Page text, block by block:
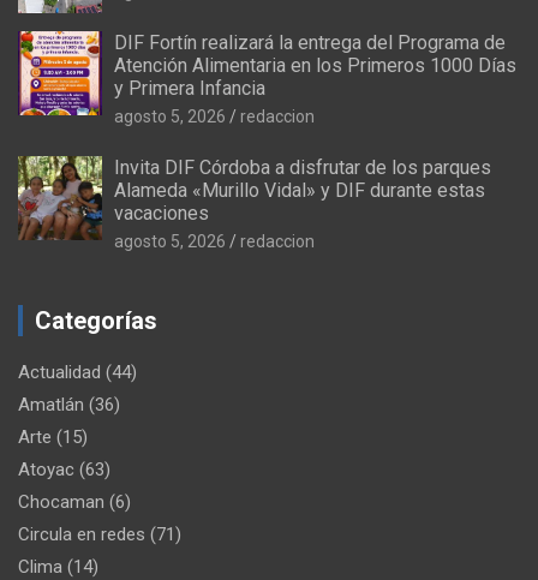
DIF Fortín realizará la entrega del Programa de
Atención Alimentaria en los Primeros 1000 Días
y Primera Infancia
agosto 5, 2026 redaccion
Invita DIF Córdoba a disfrutar de los parques
Alameda «Murillo Vidal» y DIF durante estas
vacaciones
agosto 5, 2026 redaccion
Categorías
Actualidad (44)
Amatlán (36)
Arte (15)
Atoyac (63)
Chocaman (6)
Circula en redes (71)
Clima (14)